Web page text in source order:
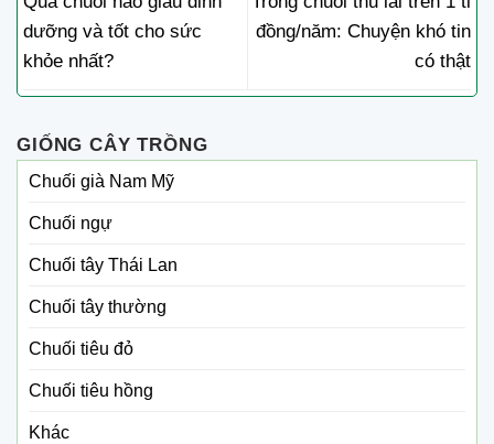
GIỐNG CÂY TRỒNG
Chuối già Nam Mỹ
Chuối ngự
Chuối tây Thái Lan
Chuối tây thường
Chuối tiêu đỏ
Chuối tiêu hồng
Khác
dưỡng và tốt cho sức
khỏe nhất?
đồng/năm: Chuyện khó tin
có thật